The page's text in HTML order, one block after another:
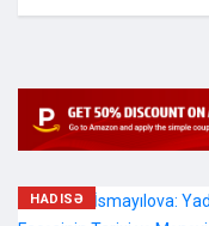
HADISƏ